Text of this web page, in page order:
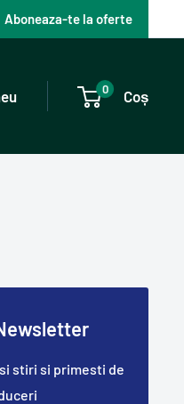
Aboneaza-te la oferte
0 Coș
stiri si primesti de